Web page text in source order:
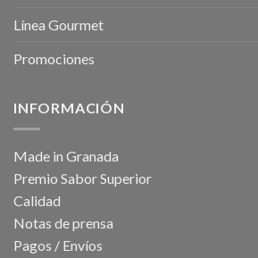
Línea Gourmet
Promociones
INFORMACIÓN
Made in Granada
Premio Sabor Superior
Calidad
Notas de prensa
Pagos / Envíos